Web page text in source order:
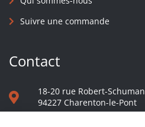
Suivre une commande
Contact
18-20 rue Robert-Schuman
94227 Charenton-le-Pont